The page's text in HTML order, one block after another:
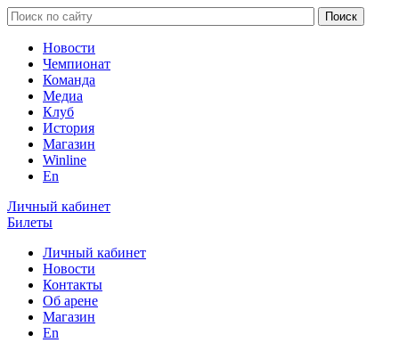
Новости
Чемпионат
Команда
Медиа
Клуб
История
Магазин
Winline
En
Личный кабинет
Билеты
Личный кабинет
Новости
Контакты
Об арене
Магазин
En